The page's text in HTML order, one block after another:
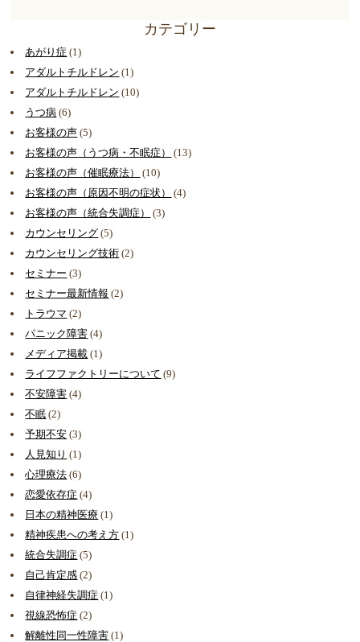
カテゴリー
あがり症 (1)
アダルトチルドレン (1)
アダルトチルドレン (10)
うつ病 (6)
お客様の声 (5)
お客様の声（うつ病・不眠症）
(13)
お客様の声（催眠療法）
(10)
お客様の声（原因不明の症状）
(4)
お客様の声（統合失調症）
(3)
カウンセリング (5)
カウンセリング技術 (2)
セミナー (3)
セミナー最新情報 (2)
トラウマ (2)
パニック障害 (4)
メディア掲載 (1)
ライフファクトリーについて (9)
不安障害 (4)
不眠 (2)
予期不安 (3)
人見知り (1)
心理療法 (6)
恋愛依存症 (4)
日本の精神医療 (1)
精神疾患への考え方 (1)
統合失調症 (5)
自己肯定感 (2)
自律神経失調症 (1)
視線恐怖症 (2)
解離性同一性障害 (1)